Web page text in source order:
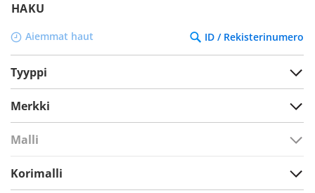
HAKU
Aiemmat haut ID / Rekisterinumero
Tyyppi
Merkki
Malli
Korimalli